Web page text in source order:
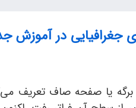
جغرافیایی در آموزش
برگه یا صفحه صاف تعریف